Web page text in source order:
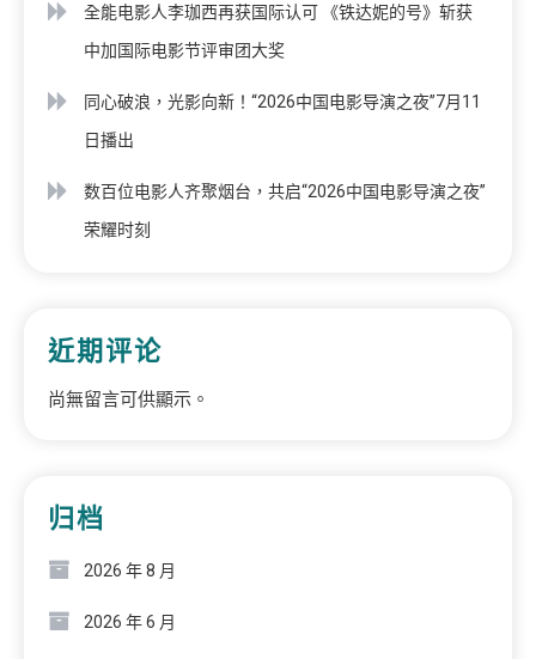
全能电影人李珈西再获国际认可 《铁达妮的号》斩获
中加国际电影节评审团大奖
同心破浪，光影向新！“2026中国电影导演之夜”7月11
日播出
数百位电影人齐聚烟台，共启“2026中国电影导演之夜”
荣耀时刻
近期评论
尚無留言可供顯示。
归档
2026 年 8 月
2026 年 6 月